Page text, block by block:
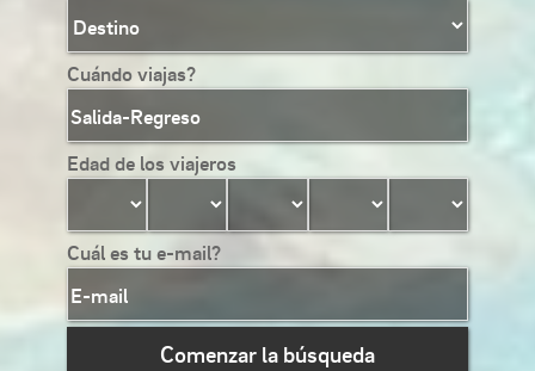
Cuándo viajas?
Edad de los viajeros
Cuál es tu e-mail?
Comenzar la búsqueda